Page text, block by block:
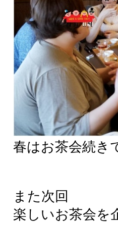
春はお茶会続き
また次回
楽しいお茶会を